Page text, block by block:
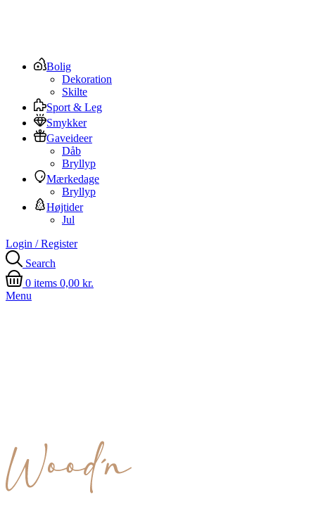
Bolig
Dekoration
Skilte
Sport & Leg
Smykker
Gaveideer
Dåb
Bryllyp
Mærkedage
Bryllyp
Højtider
Jul
Login / Register
Search
0 items 0,00 kr.
Menu